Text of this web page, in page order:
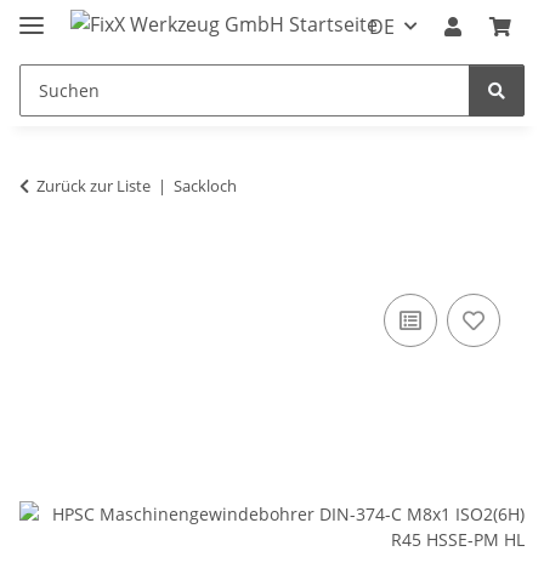
DE
Zurück zur Liste Sackloch